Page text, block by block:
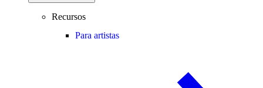
Recursos
Para artistas